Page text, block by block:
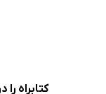
کتابراه